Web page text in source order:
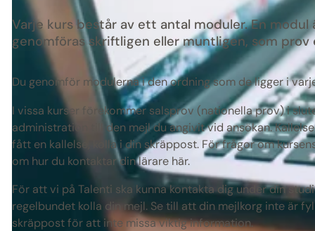
Varje kurs består av ett antal moduler. En
genomföras skriftligen eller muntligen, som prov
Du genomför modulerna i den ordning som de ligger i
I vissa kurser förekommer salsprov (nationella prov) i
administration till den mejl du angivit vid ansökan.
fått en kallelse, kolla i din skräppost. För frågor om
om hur du kontaktar din lärare här.
För att vi på Talenti ska kunna kontakta dig under din
regelbundet kolla din mejl. Se till att din mejlkorg inte är
skräppost för att inte missa viktig information.